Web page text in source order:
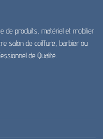
de produits, matériel et mobilier
salon de coiffure, barbier ou
de Qualité.